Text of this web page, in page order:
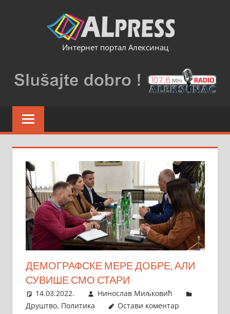
Интернет портал Алексинац
ДЕМОГРАФСКЕ МЕРЕ ДОБРЕ, АЛИ
СУВИШЕ СМО СТАРИ
14.03.2022.
Нинослав Миљковић
Друштво, Политика Остави коментар